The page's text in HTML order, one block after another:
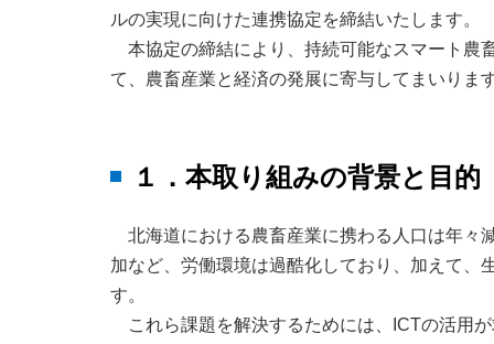
ルの実現に向けた連携協定を締結いたします。
本協定の締結により、持続可能なスマート農
て、農畜産業と経済の発展に寄与してまいりま
１．本取り組みの背景と目的
北海道における農畜産業に携わる人口は年々
加など、労働環境は過酷化しており、加えて、
す。
これら課題を解決するためには、ICTの活用